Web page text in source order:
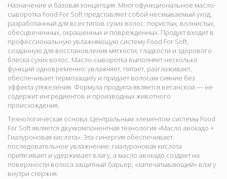
Назначение и базовая концепция: Многофункциональное масло-
сыворотка Food For Soft представляет собой несмываемый уход,
разработанный для всех типов сухих волос: пористых, волнистых,
обесцвеченных, окрашенных и поврежденных. Продукт входит в
профессиональную увлажняющую систему Food For Soft,
созданную для восстановления мягкости, гладкости и здорового
блеска сухих волос. Масло-сыворотка выполняет несколько
функций одновременно: увлажняет, питает, разглаживает,
обеспечивает термозащиту и придает волосам сияние без
эффекта утяжеления. Формула продукта является веганской — не
содержит ингредиентов и производных животного
происхождения.
Технологическая основа: Центральным элементом системы Food
For Soft является двухкомпонентная технология «Масло авокадо +
Гиалуроновая кислота». Эта синергия обеспечивает
последовательное увлажнение: гиалуроновая кислота
притягивает и удерживает влагу, а масло авокадо создает на
поверхности волоса защитный барьер, «запечатывающий» влагу
внутри стержня.